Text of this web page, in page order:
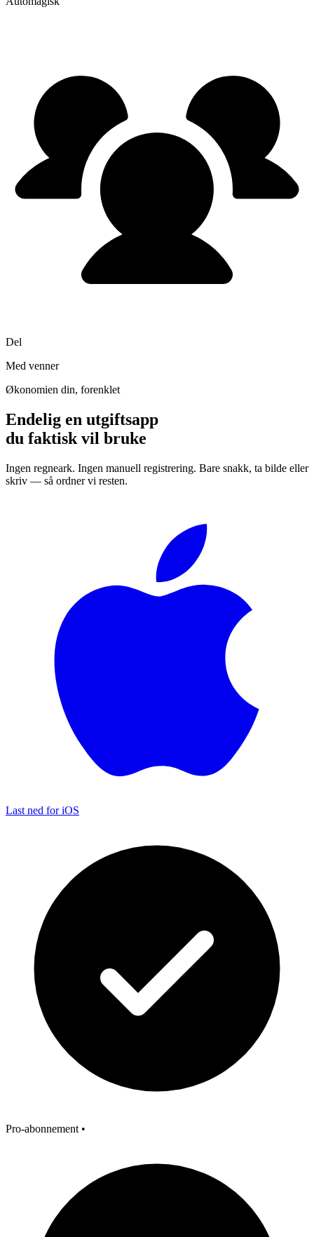
Del
Med venner
Økonomien din, forenklet
Endelig en utgiftsapp
du faktisk vil bruke
Ingen regneark. Ingen manuell registrering. Bare snakk, ta bilde eller
skriv — så ordner vi resten.
Last ned for iOS
Pro-abonnement •